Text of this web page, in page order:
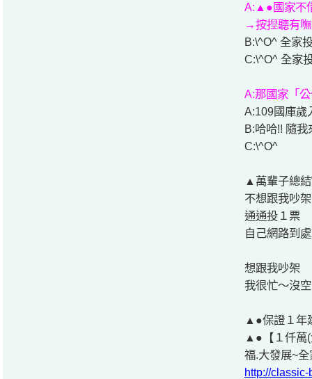
A:▲●國家不
→按揑聽有
B:\^O^ 全家
C:\^O^ 全家
A:那國家「
A:109國庫
B:哈哈!! 隨我
C:\^O^
▲萬輩子總
不想跟我吵架
通通投１票
自己網路到
想跟我吵架
我很忙～沒
▲●保證１年
▲●【１仟萬(
福.大發展~
http://classic-